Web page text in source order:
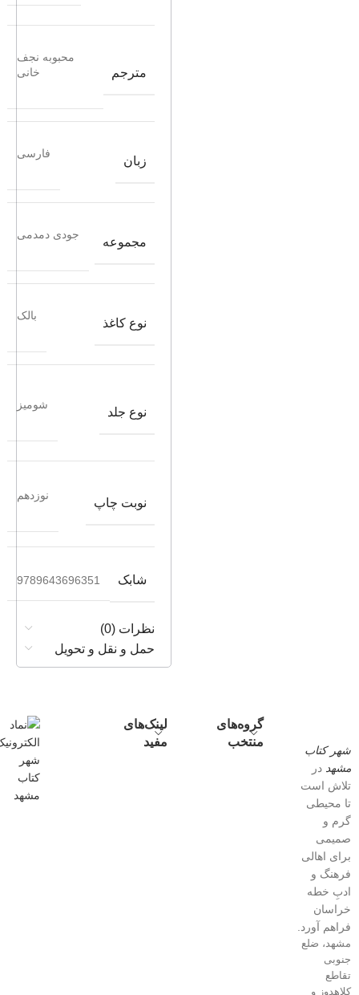
مترجم
محبوبه نجف
خانی
زبان
فارسی
مجموعه
جودی دمدمی
نوع کاغذ
بالک
نوع جلد
شومیز
نوبت چاپ
نوزدهم
شابک 9789643696351
نظرات (0)
حمل و نقل و تحویل
شهر کتاب
مشهد در
تلاش است
تا محیطی
گرم و
صمیمی
برای اهالی
فرهنگ و
ادبِ خطه
خراسان
فراهم آورد.
مشهد، ضلع
جنوبی
تقاطع
کلاهدوز و
گروه‌های
منتخب
لینک‌های
مفید